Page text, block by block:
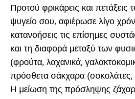
Προτού φρικάρεις και πετάξεις
ψυγείο σου, αφιέρωσε λίγο
κατανοήσεις τις επίσημες
και τη διαφορά μεταξύ των
(φρούτα, λαχανικά,
πρόσθετα σάκχαρα (σοκολάτες,
Η μείωση της πρόσληψης